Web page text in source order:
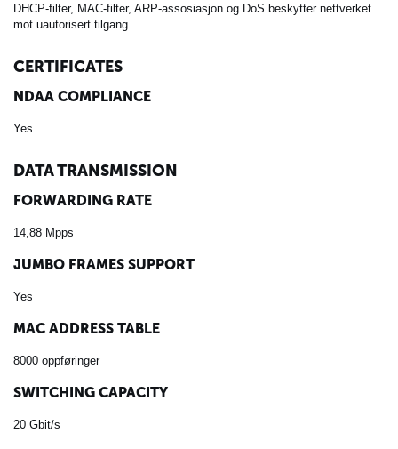
DHCP-filter, MAC-filter, ARP-assosiasjon og DoS beskytter nettverket
mot uautorisert tilgang.
CERTIFICATES
NDAA COMPLIANCE
Yes
DATA TRANSMISSION
FORWARDING RATE
14,88 Mpps
JUMBO FRAMES SUPPORT
Yes
MAC ADDRESS TABLE
8000 oppføringer
SWITCHING CAPACITY
20 Gbit/s